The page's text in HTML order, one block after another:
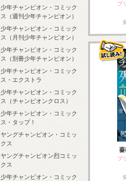
プ
プ
少年チャンピオン・コミック
ス（週刊少年チャンピオン）
少年チャンピオン・コミック
ス（月刊少年チャンピオン）
少年チャンピオン・コミック
ス（別冊少年チャンピオン）
少年チャンピオン・コミック
ス・エクストラ
少年チャンピオン・コミック
ス（チャンピオンクロス）
少年チャンピオン・コミック
ス・タップ！
ヤングチャンピオン・コミッ
クス
ヤングチャンピオン烈コミッ
クス
少年チャンピオン・コミック